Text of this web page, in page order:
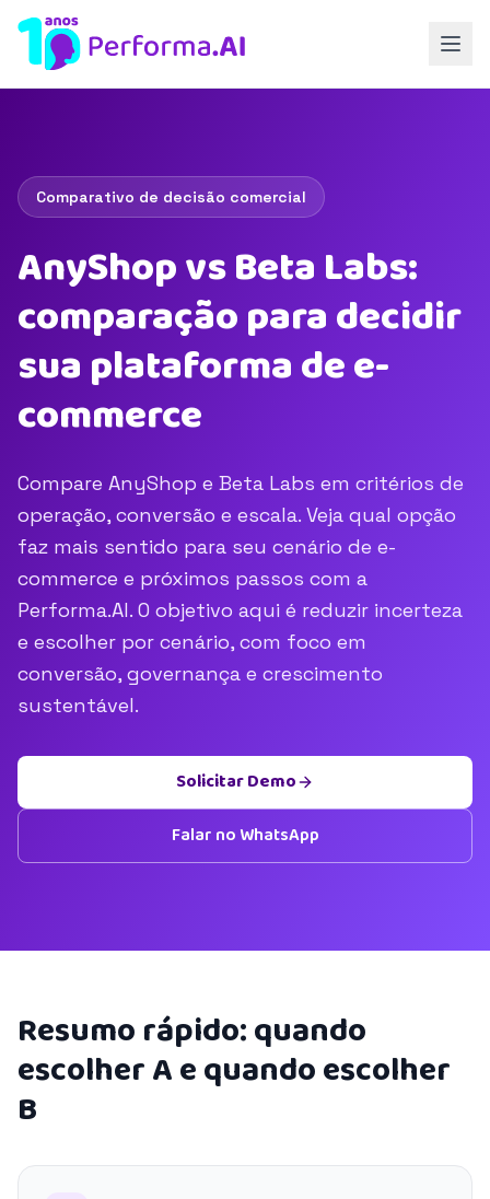
Comparativo de decisão comercial
AnyShop vs Beta Labs:
comparação para decidir
sua plataforma de e-
commerce
Compare AnyShop e Beta Labs em critérios de
operação, conversão e escala. Veja qual opção
faz mais sentido para seu cenário de e-
commerce e próximos passos com a
Performa.AI. O objetivo aqui é reduzir incerteza
e escolher por cenário, com foco em
conversão, governança e crescimento
sustentável.
Solicitar Demo
Falar no WhatsApp
Resumo rápido: quando
escolher A e quando escolher
B